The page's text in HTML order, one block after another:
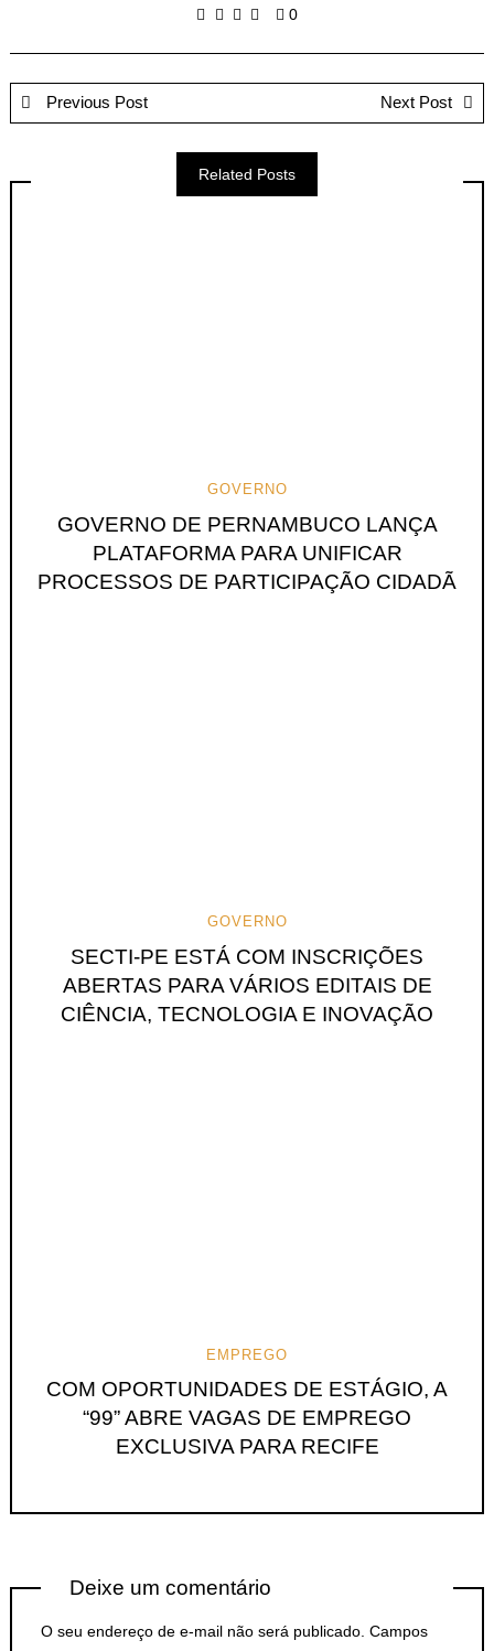
0
Previous Post Next Post
Related Posts
GOVERNO
GOVERNO DE PERNAMBUCO LANÇA
PLATAFORMA PARA UNIFICAR
PROCESSOS DE PARTICIPAÇÃO CIDADÃ
GOVERNO
SECTI-PE ESTÁ COM INSCRIÇÕES
ABERTAS PARA VÁRIOS EDITAIS DE
CIÊNCIA, TECNOLOGIA E INOVAÇÃO
EMPREGO
COM OPORTUNIDADES DE ESTÁGIO, A
“99” ABRE VAGAS DE EMPREGO
EXCLUSIVA PARA RECIFE
Deixe um comentário
O seu endereço de e-mail não será publicado. Campos